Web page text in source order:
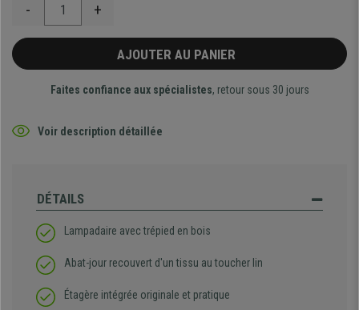
- +
AJOUTER AU PANIER
Faites confiance aux spécialistes, retour sous 30 jours
Voir description détaillée
DÉTAILS
Lampadaire avec trépied en bois
Abat-jour recouvert d'un tissu au toucher lin
Étagère intégrée originale et pratique